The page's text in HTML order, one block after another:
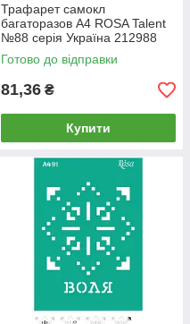
Трафарет самокл
багаторазов А4 ROSA Talent
№88 серія Україна 212988
Готово до відправки
81,36 ₴
Купити